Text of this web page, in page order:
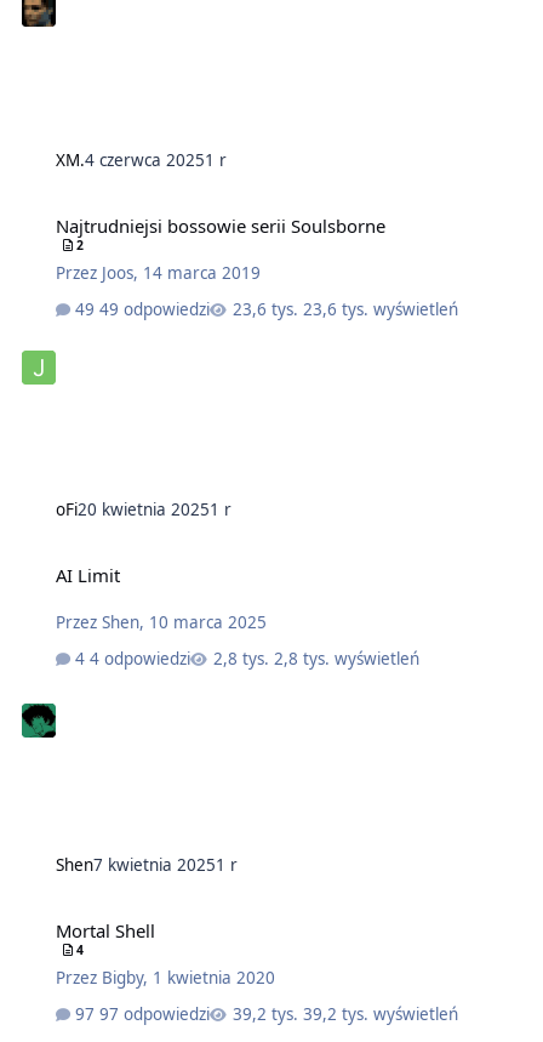
XM.4 czerwca 20251 r
Najtrudniejsi bossowie serii Soulsborne
2
Przez Joos, 14 marca 2019
49 odpowiedzi
23,6 tys. wyświetleń
oFi20 kwietnia 20251 r
AI Limit
Przez Shen, 10 marca 2025
4 odpowiedzi
2,8 tys. wyświetleń
Shen7 kwietnia 20251 r
Mortal Shell
4
Przez Bigby, 1 kwietnia 2020
97 odpowiedzi
39,2 tys. wyświetleń